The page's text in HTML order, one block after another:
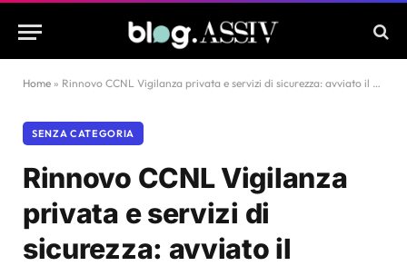
Home » Rinnovo CCNL Vigilanza privata e servizi di sicurezza: avviato il percorso negoziale
SENZA CATEGORIA
Rinnovo CCNL Vigilanza
privata e servizi di
sicurezza: avviato il